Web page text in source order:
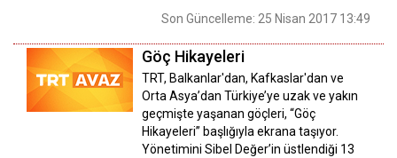
Son Güncelleme: 25 Nisan 2017 13:49
Göç Hikayeleri
TRT, Balkanlar'dan, Kafkaslar'dan ve
Orta Asya’dan Türkiye’ye uzak ve yakın
geçmişte yaşanan göçleri, “Göç
Hikayeleri” başlığıyla ekrana taşıyor.
Yönetimini Sibel Değer’in üstlendiği 13